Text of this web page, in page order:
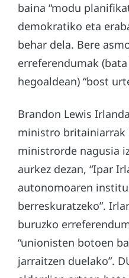
baina “modu
demokratiko eta
behar dela. Bere
erreferendumak
hegoaldean) “bost
Brandon Lewis
ministro britainiarrak
ministrorde nagusia
aurkez dezan, “Ipar
autonomoaren
berreskuratzeko”.
buruzko
“unionisten botoen
jarraitzen duelako”.